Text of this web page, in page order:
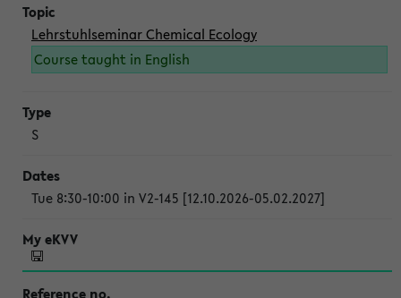
Lehrstuhlseminar Chemical Ecology
Course taught in English
S
Tue 8:30-10:00 in V2-145 [12.10.2026-05.02.2027]